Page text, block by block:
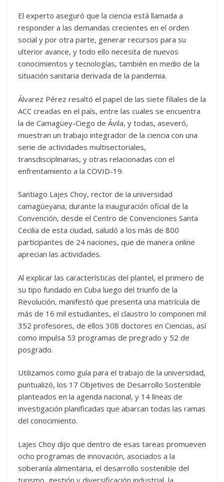
El experto aseguró que la ciencia está llamada a
responder a las demandas crecientes en el orden
social y por otra parte, generar recursos para su
ulterior avance, y todo ello necesita de nuevos
conocimientos y tecnologías, también en medio de la
situación sanitaria derivada de la pandemia.
Álvarez Pérez resaltó el papel de las siete filiales de la
ACC creadas en el país, entre las cuales se encuentra
la de Camagüey-Ciego de Ávila, y todas, aseveró,
muestran un trabajo integrador de la ciencia con una
serie de actividades multisectoriales,
transdisciplinarias, y otras relacionadas con el
enfrentamiento a la COVID-19.
Santiago Lajes Choy, rector de la universidad
camagüeyana, durante la inauguración oficial de la
Convención, desde el Centro de Convenciones Santa
Cecilia de esta ciudad, saludó a los más de 800
participantes de 24 naciones, que de manera online
aprecian las actividades.
Al explicar las características del plantel, el primero de
su tipo fundado en Cuba luego del triunfo de la
Revolución, manifestó que presenta una matrícula de
más de 16 mil estudiantes, el claustro lo componen mil
352 profesores, de ellos 308 doctores en Ciencias, así
como impulsa 53 programas de pregrado y 52 de
posgrado.
Utilizamos como guía para el trabajo de la universidad,
puntualizó, los 17 Objetivos de Desarrollo Sostenible
planteados en la agenda nacional, y 14 líneas de
investigación planificadas que abarcan todas las ramas
del conocimiento.
Lajes Choy dijo que dentro de esas tareas promueven
ocho programas de innovación, asociados a la
soberanía alimentaria, el desarrollo sostenible del
turismo, gestión y diversificación industrial, la